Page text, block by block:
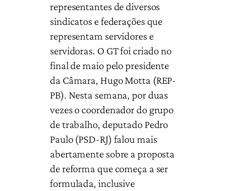
representantes de diversos
sindicatos e federações que
representam servidores e
servidoras. O GT foi criado no
final de maio pelo presidente
da Câmara, Hugo Motta (REP-
PB). Nesta semana, por duas
vezes o coordenador do grupo
de trabalho, deputado Pedro
Paulo (PSD-RJ) falou mais
abertamente sobre a proposta
de reforma que começa a ser
formulada, inclusive